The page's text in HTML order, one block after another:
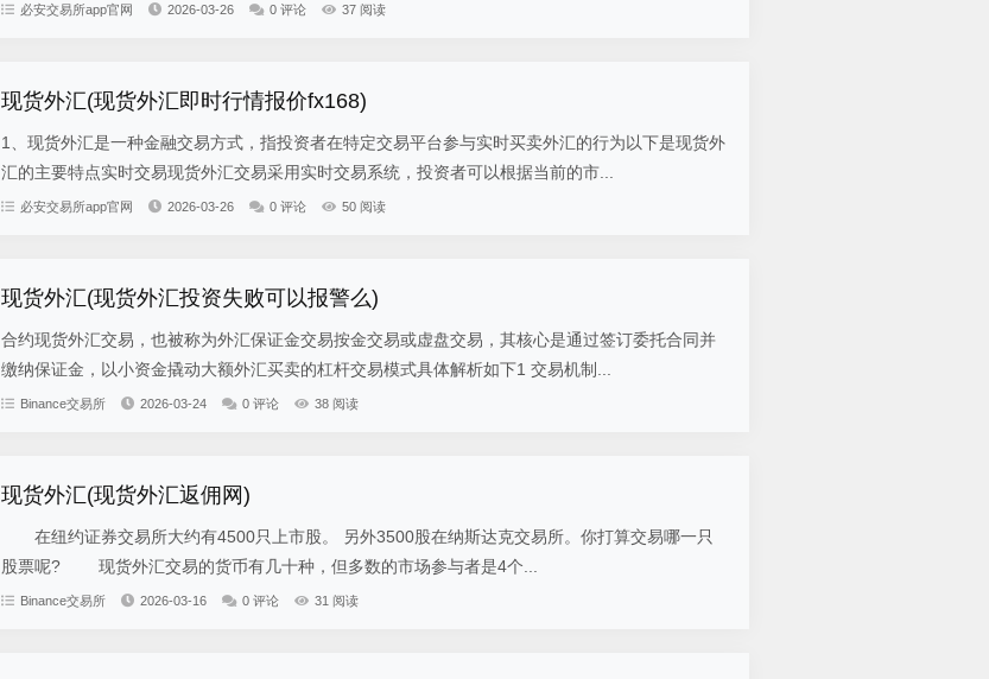
必安交易所app官网 2026-03-26 0 评论 37 阅读
现货外汇(现货外汇即时行情报价fx168)
1、现货外汇是一种金融交易方式，指投资者在特定交易平台参与实时买卖外汇的行为以下是现货外
汇的主要特点实时交易现货外汇交易采用实时交易系统，投资者可以根据当前的市...
必安交易所app官网 2026-03-26 0 评论 50 阅读
现货外汇(现货外汇投资失败可以报警么)
合约现货外汇交易，也被称为外汇保证金交易按金交易或虚盘交易，其核心是通过签订委托合同并
缴纳保证金，以小资金撬动大额外汇买卖的杠杆交易模式具体解析如下1 交易机制...
Binance交易所 2026-03-24 0 评论 38 阅读
现货外汇(现货外汇返佣网)
在纽约证券交易所大约有4500只上市股。 另外3500股在纳斯达克交易所。你打算交易哪一只
股票呢? 现货外汇交易的货币有几十种，但多数的市场参与者是4个...
Binance交易所 2026-03-16 0 评论 31 阅读